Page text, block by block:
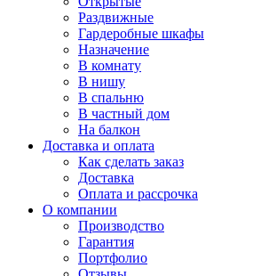
Раздвижные
Гардеробные шкафы
Назначение
В комнату
В нишу
В спальню
В частный дом
На балкон
Доставка и оплата
Как сделать заказ
Доставка
Оплата и рассрочка
О компании
Производство
Гарантия
Портфолио